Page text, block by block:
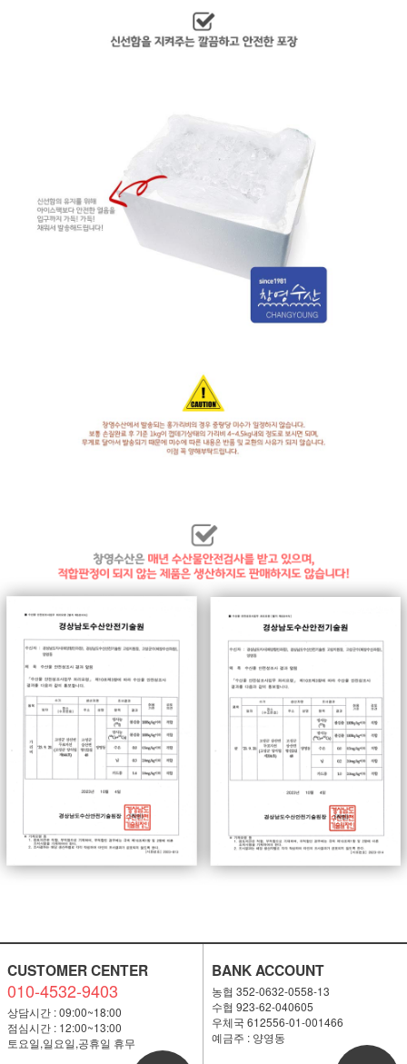
CUSTOMER CENTER
010-4532-9403
상담시간 : 09:00~18:00
점심시간 : 12:00~13:00
토요일,일요일,공휴일 휴무
BANK ACCOUNT
농협 352-0632-0558-13
수협 923-62-040605
우체국 612556-01-001466
예금주 : 양영동